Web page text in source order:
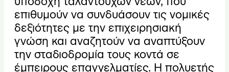
επιθυμούν να συνδυάσουν τις νομικές
δεξιότητες με την επιχειρησιακή
γνώση και αναζητούν να αναπτύξουν
την σταδιοδρομία τους κοντά σε
έμπειρους επαγγελματίες. Η πολυετής